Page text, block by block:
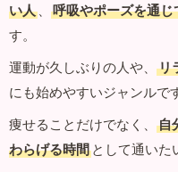
い人 、 呼吸やポーズを通
す。
運動が久しぶりの人や、
リ
にも始めやすいジャンルで
痩せることだけでなく、
自
わらげる時間 として通いた